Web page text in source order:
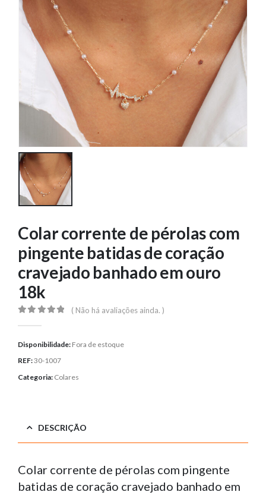
Colar corrente de pérolas com
pingente batidas de coração
cravejado banhado em ouro
18k
( Não há avaliações ainda. )
Disponibilidade: Fora de estoque
REF:30-1007
Categoria: Colares
DESCRIÇÃO
Colar corrente de pérolas com pingente
batidas de coração cravejado banhado em